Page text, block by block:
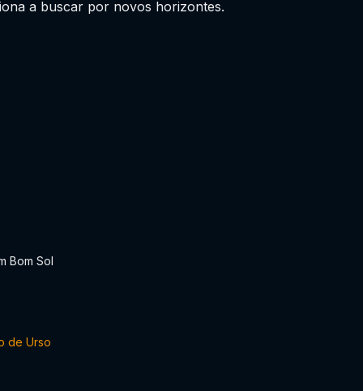
a buscar por novos horizontes.
Bom Sol
de Urso